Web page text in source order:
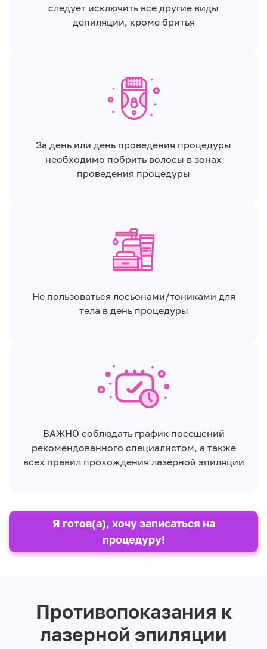
следует исключить все другие виды
депиляции, кроме бритья
За день или день проведения процедуры
необходимо побрить волосы в зонах
проведения процедуры
Не пользоваться лосьонами/тониками для
тела в день процедуры
ВАЖНО соблюдать график посещений
рекомендованного специалистом, а также
всех правил прохождения лазерной эпиляции
Я готов(а), хочу записаться на
процедуру!
Противопоказания к
лазерной эпиляции